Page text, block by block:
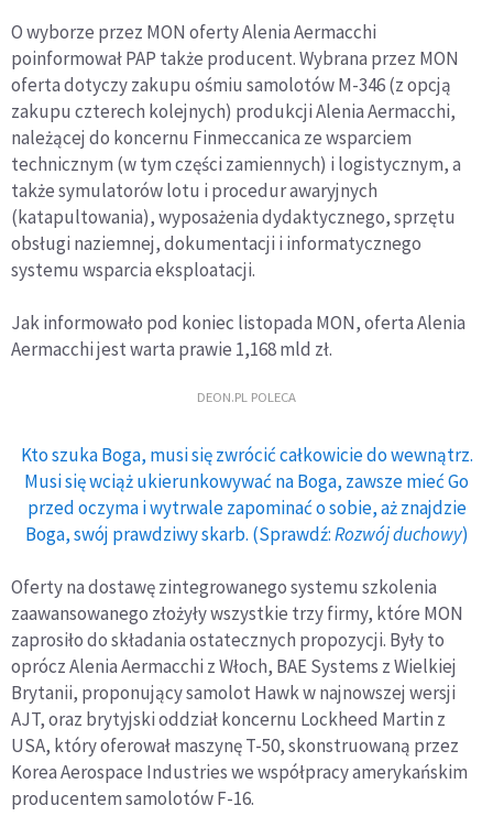
O wyborze przez MON oferty Alenia Aermacchi
poinformował PAP także producent. Wybrana przez MON
oferta dotyczy zakupu ośmiu samolotów M-346 (z opcją
zakupu czterech kolejnych) produkcji Alenia Aermacchi,
należącej do koncernu Finmeccanica ze wsparciem
technicznym (w tym części zamiennych) i logistycznym, a
także symulatorów lotu i procedur awaryjnych
(katapultowania), wyposażenia dydaktycznego, sprzętu
obsługi naziemnej, dokumentacji i informatycznego
systemu wsparcia eksploatacji.
Jak informowało pod koniec listopada MON, oferta Alenia
Aermacchi jest warta prawie 1,168 mld zł.
DEON.PL POLECA
Kto szuka Boga, musi się zwrócić całkowicie do wewnątrz.
Musi się wciąż ukierunkowywać na Boga, zawsze mieć Go
przed oczyma i wytrwale zapominać o sobie, aż znajdzie
Boga, swój prawdziwy skarb. (Sprawdź:Rozwój duchowy)
Oferty na dostawę zintegrowanego systemu szkolenia
zaawansowanego złożyły wszystkie trzy firmy, które MON
zaprosiło do składania ostatecznych propozycji. Były to
oprócz Alenia Aermacchi z Włoch, BAE Systems z Wielkiej
Brytanii, proponujący samolot Hawk w najnowszej wersji
AJT, oraz brytyjski oddział koncernu Lockheed Martin z
USA, który oferował maszynę T-50, skonstruowaną przez
Korea Aerospace Industries we współpracy amerykańskim
producentem samolotów F-16.